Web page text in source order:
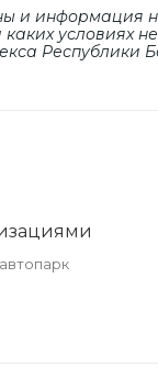
и информация
каких условиях
Республики